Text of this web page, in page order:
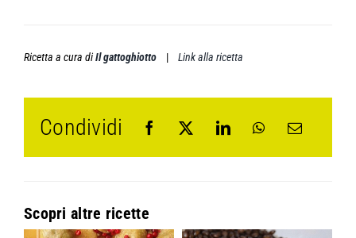
Ricetta a cura diIl gattoghiotto| Link alla ricetta
Condividi
Scopri altre ricette